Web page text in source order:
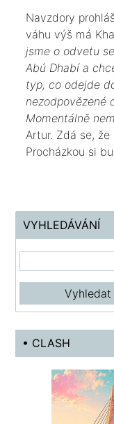
​Navzdory
váhu výš má
jsme o odvetu
Abú Dhabí a
typ, co odejde
nezodpovězené
Momentálně
Artur. Zdá se,
Procházkou si
VYHLEDÁVÁNÍ
• CLASH